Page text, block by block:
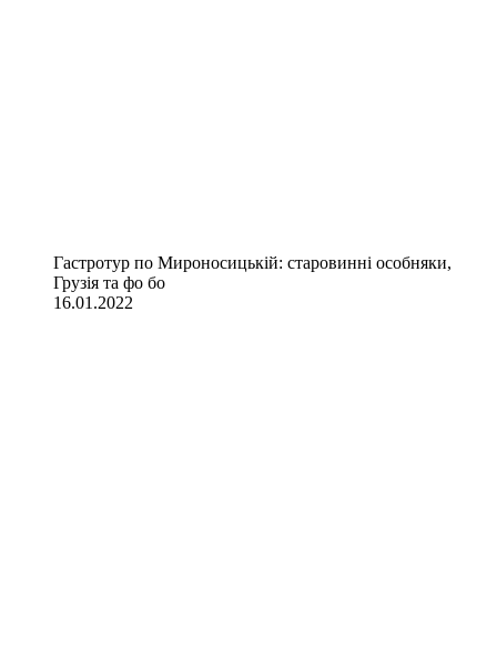
Гастротур по Мироносицькій: старовинні особняки,
Грузія та фо бо
16.01.2022